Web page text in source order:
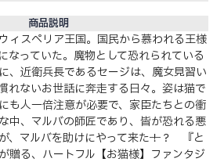
商品説明
ィスペリア王国。国民から慕われる王様
なっていた。魔物として恐れられている
、近衛兵長であるセージは、魔女見習い
れないお世話に奔走する日々。姿は猫で
も人一倍注意が必要で、家臣たちとの衝
中、マルバの師匠であり、皆が恐れる悪
、マルバを助けにやって来た──！？ 『と
贈る、ハートフル【お猫様】ファンタジ